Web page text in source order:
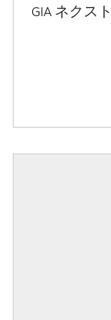
GIA ネクス